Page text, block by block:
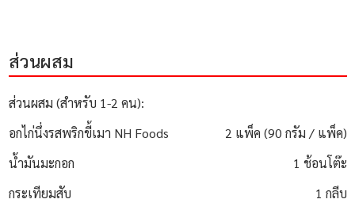
ส่วนผสม
ส่วนผสม (สำหรับ 1-2 คน):
อกไก่นึ่งรสพริกขี้เมา NH Foods
2 แพ็ค (90 กรัม / แพ็ค)
น้ำมันมะกอก
1 ช้อนโต๊ะ
กระเทียมสับ
1 กลีบ